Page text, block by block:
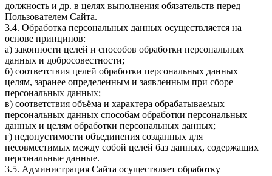
должность и др. в целях выполнения обязательств перед
Пользователем Сайта.
3.4. Обработка персональных данных осуществляется на
основе принципов:
а) законности целей и способов обработки персональных
данных и добросовестности;
б) соответствия целей обработки персональных данных
целям, заранее определенным и заявленным при сборе
персональных данных;
в) соответствия объёма и характера обрабатываемых
персональных данных способам обработки персональных
данных и целям обработки персональных данных;
г) недопустимости объединения созданных для
несовместимых между собой целей баз данных, содержащих
персональные данные.
3.5. Администрация Сайта осуществляет обработку